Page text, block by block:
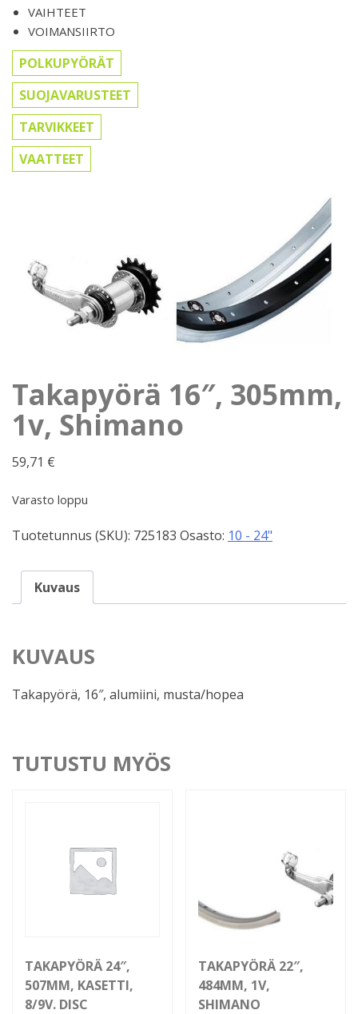
VAIHTEET
VOIMANSIIRTO
POLKUPYÖRÄT
SUOJAVARUSTEET
TARVIKKEET
VAATTEET
Takapyörä 16″, 305mm,
1v, Shimano
59,71 €
Varasto loppu
Tuotetunnus (SKU): 725183 Osasto: 10 - 24"
Kuvaus
KUVAUS
Takapyörä, 16″, alumiini, musta/hopea
TUTUSTU MYÖS
TAKAPYÖRÄ 24″,
507MM, KASETTI,
8/9V. DISC
TAKAPYÖRÄ 22″,
484MM, 1V,
SHIMANO